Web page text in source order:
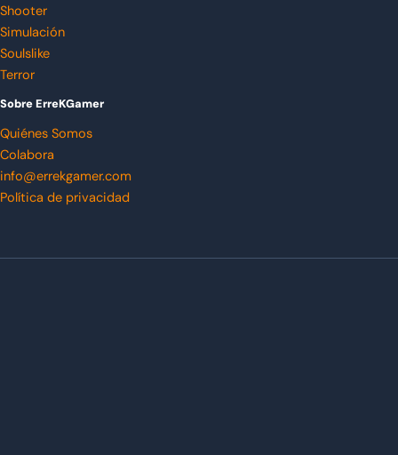
Shooter
Simulación
Soulslike
Terror
Sobre ErreKGamer
Quiénes Somos
Colabora
info@errekgamer.com
Política de privacidad